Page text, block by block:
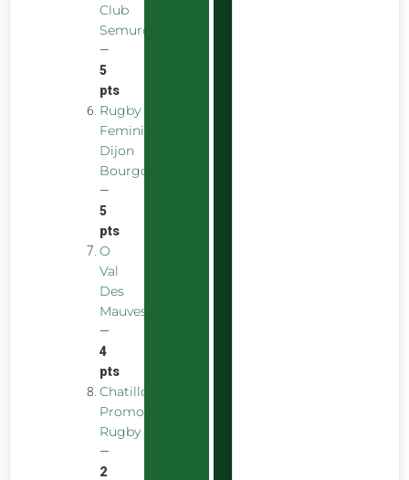
Club
Semurois
—
5
pts
Rugby
Feminin
Dijon
Bourgogne
—
5
pts
O
Val
Des
Mauves
—
4
pts
Chatillon
Promotion
Rugby
—
2